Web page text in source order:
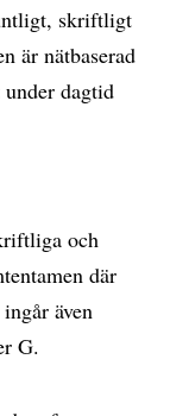
skriftligt
är nätbaserad
dagtid
och
där
även
G.